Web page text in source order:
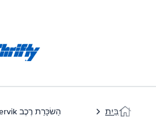
בַּיִת הַשׂכָּרַת רֶכֶב Roervik